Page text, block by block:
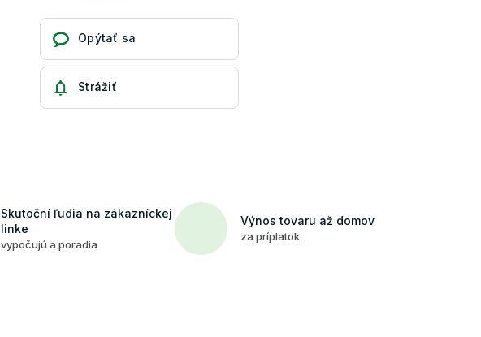
Opýtať sa
Strážiť
Skutoční ľudia na zákazníckej
linke
vypočujú a poradia
Výnos tovaru až domov
za príplatok